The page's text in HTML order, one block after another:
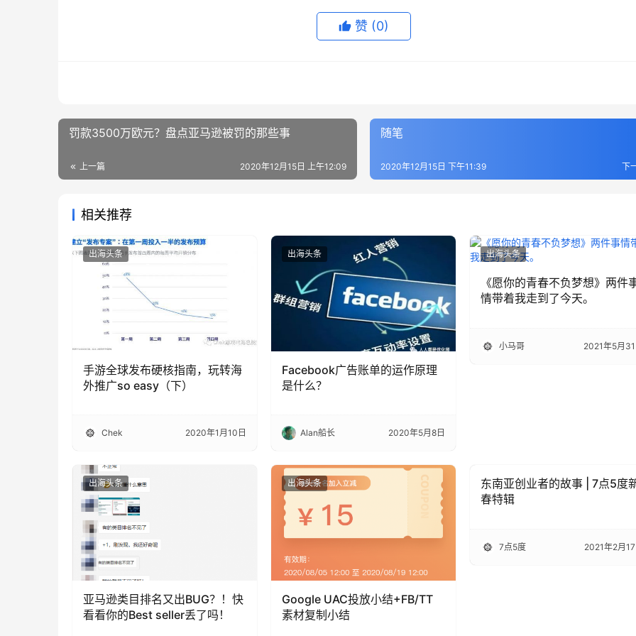
赞 (0)
罚款3500万欧元？盘点亚马逊被罚的那些事
上一篇 2020年12月15日 上午12:09
随笔
下
2020年12月15日 下午11:39
相关推荐
出海头条
手游全球发布硬核指南，玩转海
外推广so easy（下）
Chek 2020年1月10日
出海头条
Facebook广告账单的运作原理
是什么？
Alan船长 2020年5月8日
出海头条
《愿你的青春不负梦想》两件
情带着我走到了今天。
小马哥 2021年5月
出海头条
亚马逊类目排名又出BUG？！快
看看你的Best seller丢了吗！
出海头条
Google UAC投放小结+FB/TT
素材复制小结
出海头条
东南亚创业者的故事 | 7点5度
春特辑
7点5度 2021年2月